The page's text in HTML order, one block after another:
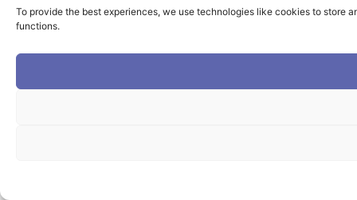
To provide the best experiences, we use technologies like cookies to store
functions.